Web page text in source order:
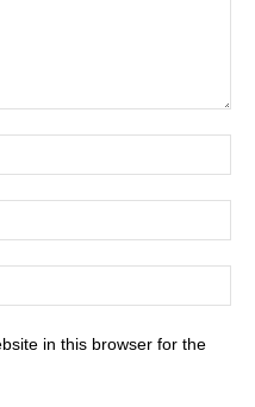
in this browser for the